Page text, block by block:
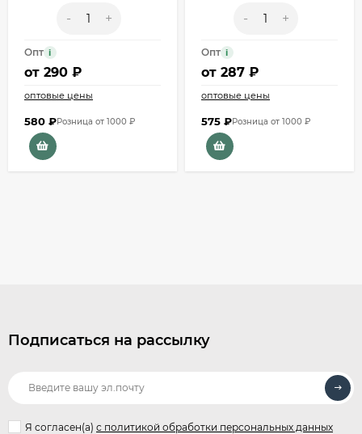
- +
Опт i
от 290 ₽
оптовые цены
580 ₽Розница от 1000 ₽
- +
Опт i
от 287 ₽
оптовые цены
575 ₽Розница от 1000 ₽
Подписаться на рассылку
Я согласен(a) с политикой обработки персональных данных